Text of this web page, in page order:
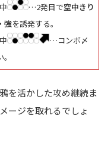
…2発目で空中きり
強を誘発する。
…コンボ〆
を活かした攻め継続ま
ージを取れるでしょ